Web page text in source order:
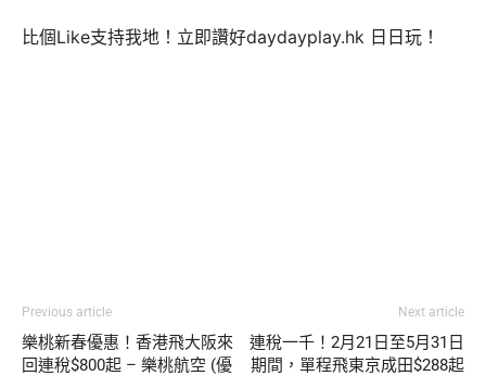
比個Like支持我地！立即讚好daydayplay.hk 日日玩！
Previous article
樂桃新春優惠！香港飛大阪來
回連稅$800起 – 樂桃航空 (優
Next article
連稅一千！2月21日至5月31日
期間，單程飛東京成田$288起